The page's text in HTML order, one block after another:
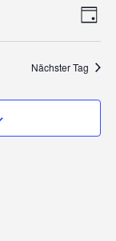
Tag
Nächster Tag